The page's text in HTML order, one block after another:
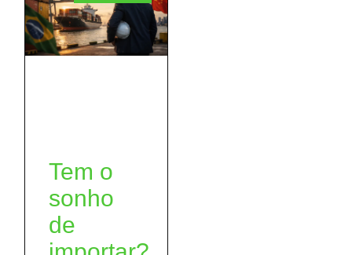
Tem o
sonho
de